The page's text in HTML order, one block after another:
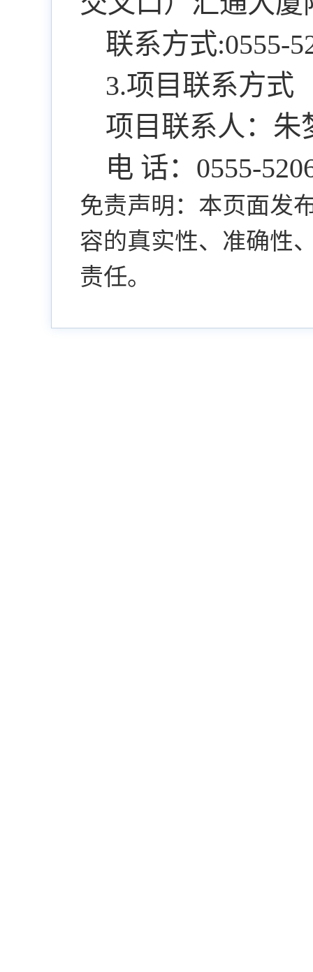
联系方式:0555-
3.项目联系方式
项目联系人：朱
电 话：0555-
免责声明：本页面发
容的真实性、准确性
责任。